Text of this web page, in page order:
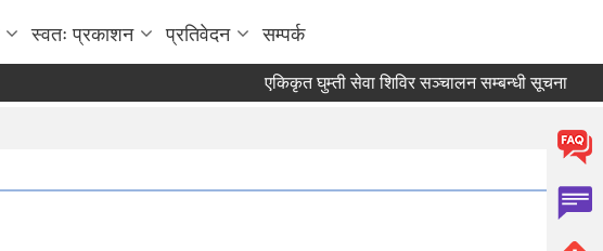
स्वतः प्रकाशन प्रतिवेदन सम्पर्क
एकिकृत घुम्ती सेवा शिविर सञ्‍चालन सम्बन्धी सूचना